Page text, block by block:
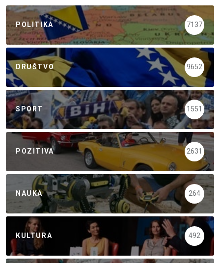
POLITIKA 7137
DRUŠTVO 9652
SPORT 1551
POZITIVA 2631
NAUKA 264
KULTURA 492